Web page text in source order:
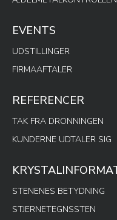
EVENTS
UDSTILLINGER
FIRMAAFTALER
REFERENCER
TAK FRA DRONNINGEN
KUNDERNE UDTALER SIG
STENENES BETYDNING
STJERNETEGNSSTEN